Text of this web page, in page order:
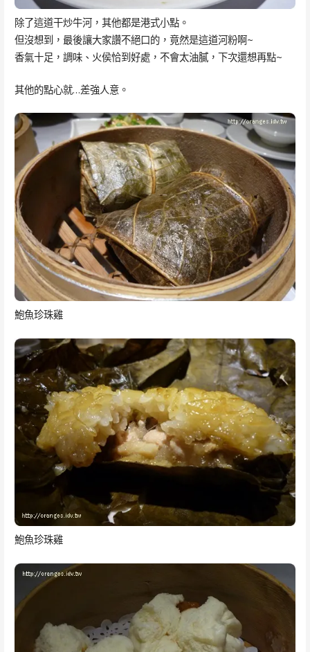
除了這道干炒牛河，其他都是港式小點。
但沒想到，最後讓大家讚不絕口的，竟然是這道河粉啊~
香氣十足，調味、火侯恰到好處，不會太油膩，下次還想再點~
其他的點心就…差強人意。
鮑魚珍珠雞
鮑魚珍珠雞